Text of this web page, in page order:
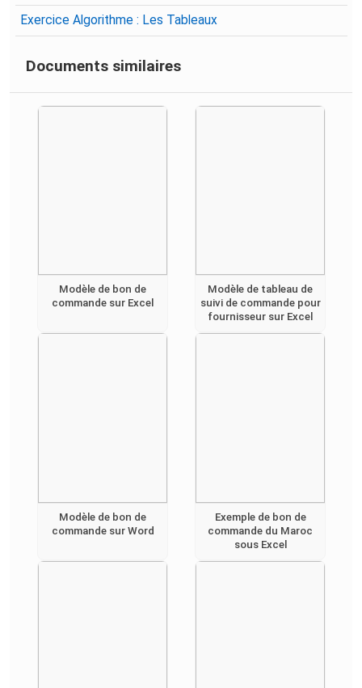
Exercice Algorithme : Les Tableaux
Documents similaires
Modèle de bon de
commande sur Excel
Modèle de tableau de
suivi de commande pour
fournisseur sur Excel
Modèle de bon de
commande sur Word
Exemple de bon de
commande du Maroc
sous Excel